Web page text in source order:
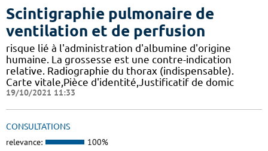
Scintigraphie pulmonaire de
ventilation et de perfusion
risque lié à l'administration d'albumine d'origine
humaine. La grossesse est une contre-indication
relative. Radiographie du thorax (indispensable).
Carte vitale,Pièce d'identité,Justificatif de domic
19/10/2021 11:33
CONSULTATIONS
relevance: 100%